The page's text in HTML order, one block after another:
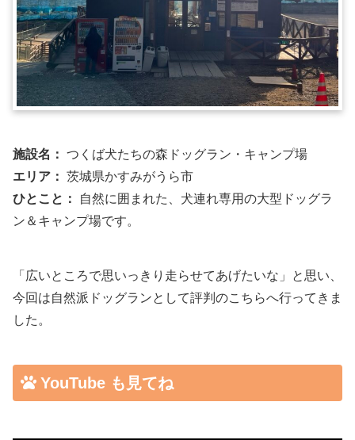
施設名： つくば犬たちの森ドッグラン・キャンプ場
エリア： 茨城県かすみがうら市
ひとこと：
自然に囲まれた、犬連れ専用の大型ドッグラ
ン＆キャンプ場です。
「広いところで思いっきり走らせてあげたいな」と思い、
今回は自然派ドッグランとして評判のこちらへ行ってきま
した。
YouTube も見てね